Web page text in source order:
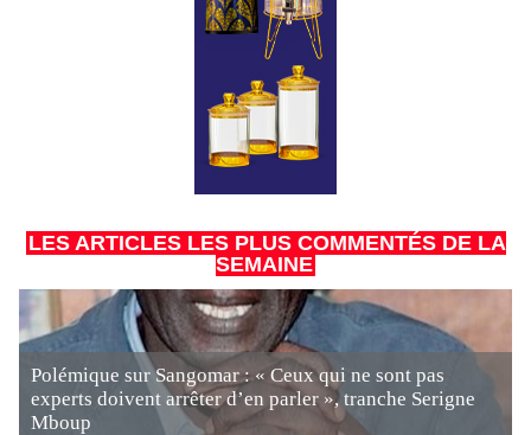
LES ARTICLES LES PLUS COMMENTÉS DE LA
SEMAINE
Polémique sur Sangomar : « Ceux qui ne sont pas
experts doivent arrêter d’en parler », tranche Serigne
Mboup